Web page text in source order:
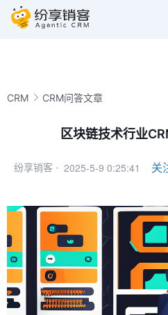
CRM CRM问答文章
区块链技术行业
纷享销客 · 2025-5-9 0:25:41 关